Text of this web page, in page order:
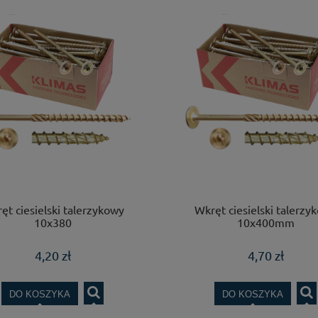
ciesielski talerzykowy
10x380
4,20 zł
DO KOSZYKA
Wkręt ciesielski
10x400mm
4,70 zł
DO KOSZYKA